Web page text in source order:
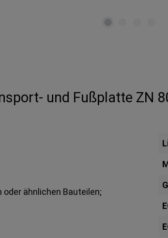
und Fußplatte ZN
oder ähnlichen Bauteilen;